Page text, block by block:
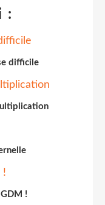
:
difficile
!